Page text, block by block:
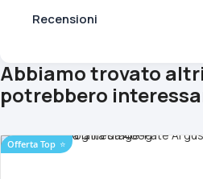
Recensioni
Abbiamo trovato
potrebbero
Offerta Top ⭐